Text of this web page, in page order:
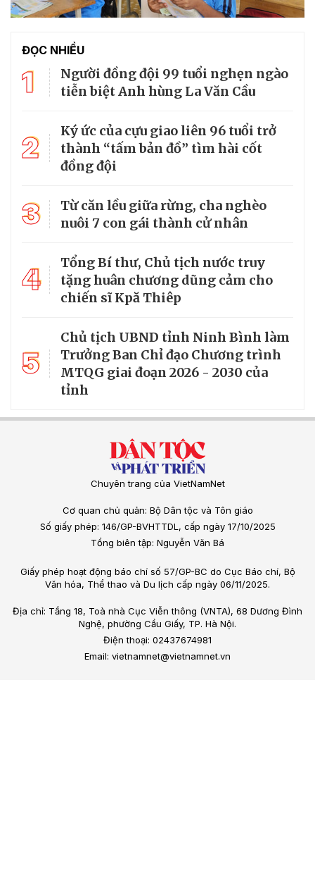
ĐỌC NHIỀU
1
Người đồng đội 99 tuổi nghẹn ngào
tiễn biệt Anh hùng La Văn Cầu
2
Ký ức của cựu giao liên 96 tuổi trở
thành “tấm bản đồ” tìm hài cốt
đồng đội
3
Từ căn lều giữa rừng, cha nghèo
nuôi 7 con gái thành cử nhân
4
Tổng Bí thư, Chủ tịch nước truy
tặng huân chương dũng cảm cho
chiến sĩ Kpă Thiêp
5
Chủ tịch UBND tỉnh Ninh Bình làm
Trưởng Ban Chỉ đạo Chương trình
MTQG giai đoạn 2026 - 2030 của
tỉnh
Chuyên trang của VietNamNet
Cơ quan chủ quản: Bộ Dân tộc và Tôn giáo
Số giấy phép: 146/GP-BVHTTDL, cấp ngày 17/10/2025
Tổng biên tập: Nguyễn Văn Bá
Giấy phép hoạt động báo chí số 57/GP-BC do Cục Báo chí, Bộ
Văn hóa, Thể thao và Du lịch cấp ngày 06/11/2025.
Địa chỉ: Tầng 18, Toà nhà Cục Viễn thông (VNTA), 68 Dương Đình
Nghệ, phường Cầu Giấy, TP. Hà Nội.
Điện thoại: 02437674981
Email: vietnamnet@vietnamnet.vn